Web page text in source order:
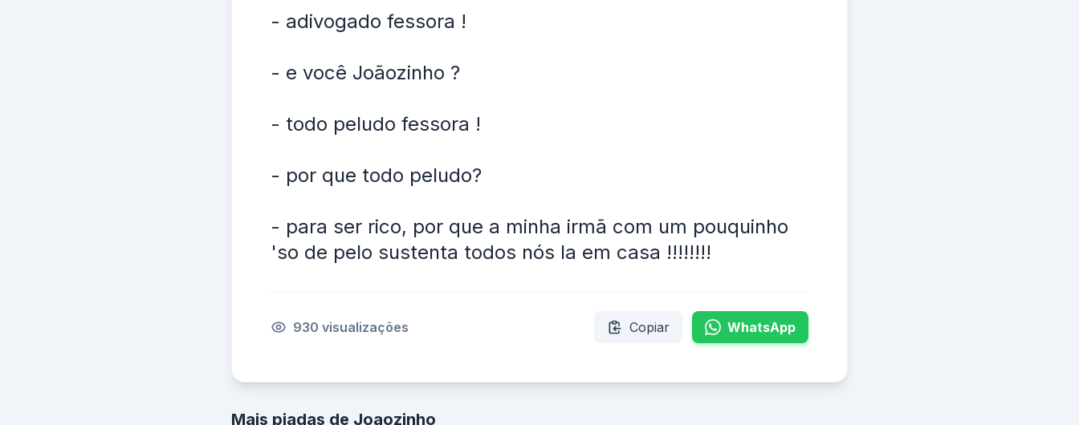
- adivogado fessora !
- e você Joãozinho ?
- todo peludo fessora !
- por que todo peludo?
- para ser rico, por que a minha irmã com um pouquinho
'so de pelo sustenta todos nós la em casa !!!!!!!!
930 visualizações Copiar WhatsApp
Mais piadas de Joaozinho